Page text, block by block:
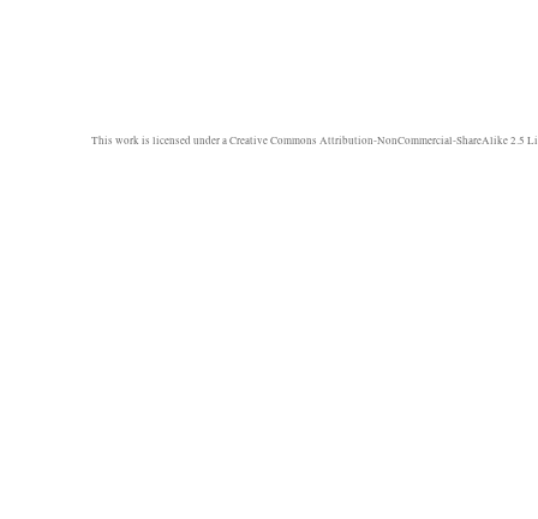
This work is licensed under aCreative Commons Attribution-NonCommercial-ShareAlike 2.5